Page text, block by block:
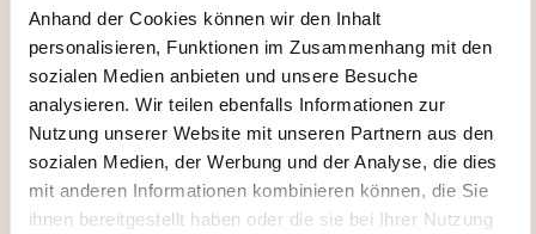
Anhand der Cookies können wir den Inhalt
personalisieren, Funktionen im Zusammenhang mit den
sozialen Medien anbieten und unsere Besuche
analysieren. Wir teilen ebenfalls Informationen zur
Nutzung unserer Website mit unseren Partnern aus den
sozialen Medien, der Werbung und der Analyse, die dies
mit anderen Informationen kombinieren können, die Sie
ihnen bereitgestellt haben oder die sie bei Ihrer Nutzung
Diese anderen Weiterbildungen könnten Sie
auch interessieren:
Agrarausrüstung
Agronomie
Baumverwaltung
Biologische Landwirtschaft
Forstbetrieb
Forstwirtschaft Forstverwaltung